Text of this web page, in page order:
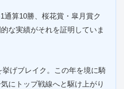
通算10勝、桜花賞・皐月賞ク
な実績がそれを証明していま
挙げブレイク。この年を境に騎
にトップ戦線へと駆け上がり